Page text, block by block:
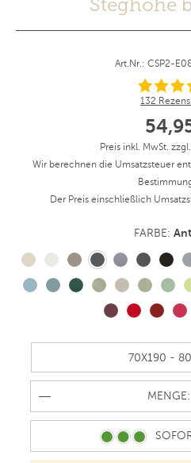
Art.Nr.: CSP2-
132
Preis inkl. MwSt. zzgl.
Wir berechnen die Umsatzsteuer
Der Preis einschließlich
FARBE:
MENGE: